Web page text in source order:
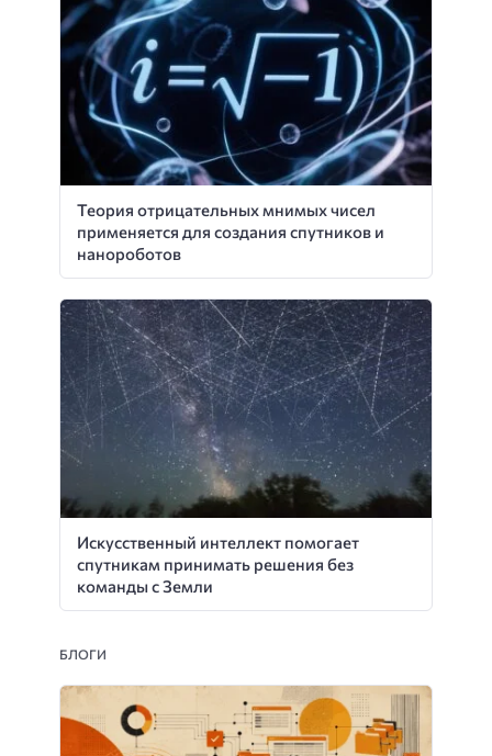
Теория отрицательных мнимых чисел
применяется для создания спутников и
нанороботов
Искусственный интеллект помогает
спутникам принимать решения без
команды с Земли
БЛОГИ